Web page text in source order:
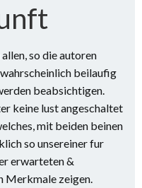
so die autoren
beilaufig
beabsichtigen.
keine lust angeschaltet
mit beiden beinen
so unsereiner fur
erwarteten &
Merkmale zeigen.